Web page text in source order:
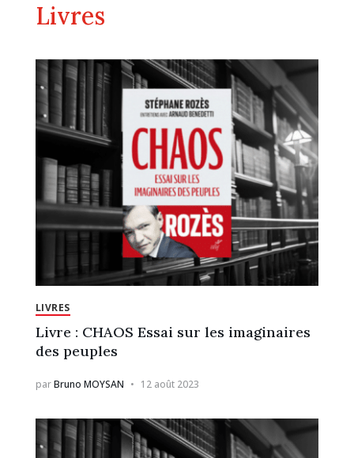
Livres
LIVRES
Livre : CHAOS Essai sur les imaginaires
des peuples
parBruno MOYSAN 12 août 2023